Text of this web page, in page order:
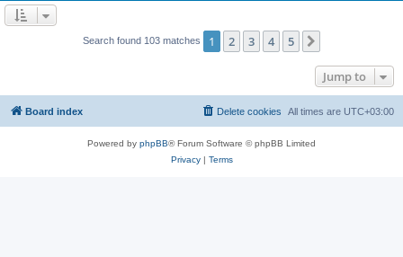
Search found 103 matches 1 2 3 4 5
Jump to
Board index All times are UTC+03:00
Delete cookies
Powered by phpBB® Forum Software © phpBB Limited
Privacy| Terms